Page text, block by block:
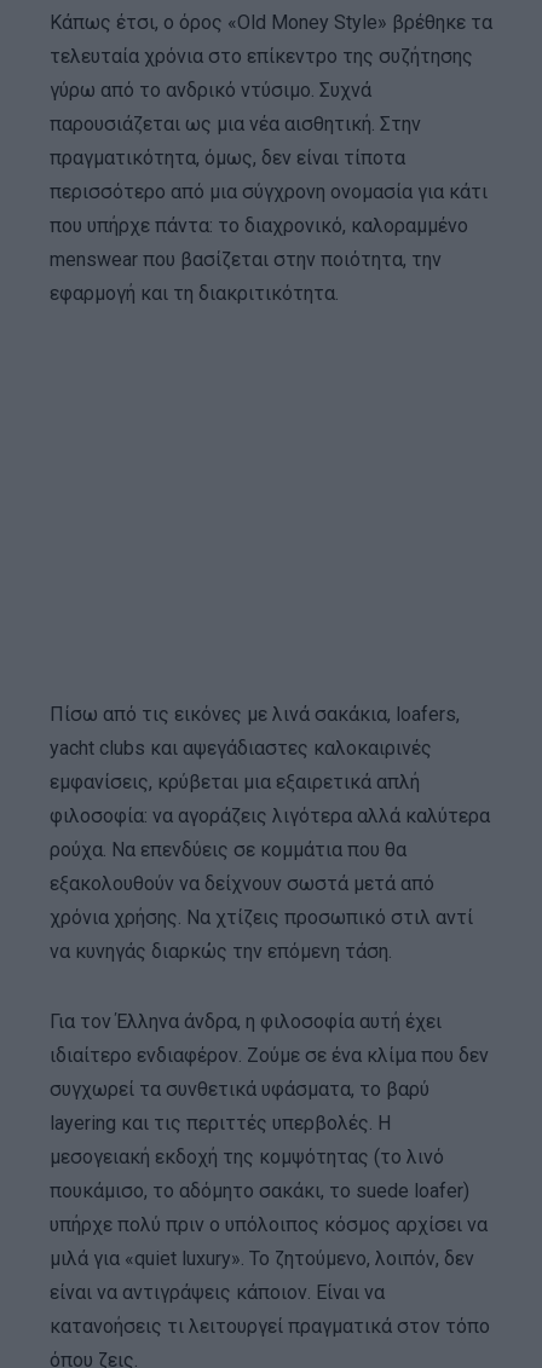
Κάπως έτσι, ο όρος «Old Money Style» βρέθηκε τα
τελευταία χρόνια στο επίκεντρο της συζήτησης
γύρω από το ανδρικό ντύσιμο. Συχνά
παρουσιάζεται ως μια νέα αισθητική. Στην
πραγματικότητα, όμως, δεν είναι τίποτα
περισσότερο από μια σύγχρονη ονομασία για κάτι
που υπήρχε πάντα: το διαχρονικό, καλοραμμένο
menswear που βασίζεται στην ποιότητα, την
εφαρμογή και τη διακριτικότητα.
Πίσω από τις εικόνες με λινά σακάκια, loafers,
yacht clubs και αψεγάδιαστες καλοκαιρινές
εμφανίσεις, κρύβεται μια εξαιρετικά απλή
φιλοσοφία: να αγοράζεις λιγότερα αλλά καλύτερα
ρούχα. Να επενδύεις σε κομμάτια που θα
εξακολουθούν να δείχνουν σωστά μετά από
χρόνια χρήσης. Να χτίζεις προσωπικό στιλ αντί
να κυνηγάς διαρκώς την επόμενη τάση.
Για τον Έλληνα άνδρα, η φιλοσοφία αυτή έχει
ιδιαίτερο ενδιαφέρον. Ζούμε σε ένα κλίμα που δεν
συγχωρεί τα συνθετικά υφάσματα, το βαρύ
layering και τις περιττές υπερβολές. Η
μεσογειακή εκδοχή της κομψότητας (το λινό
πουκάμισο, το αδόμητο σακάκι, το suede loafer)
υπήρχε πολύ πριν ο υπόλοιπος κόσμος αρχίσει να
μιλά για «quiet luxury». Το ζητούμενο, λοιπόν, δεν
είναι να αντιγράψεις κάποιον. Είναι να
κατανοήσεις τι λειτουργεί πραγματικά στον τόπο
όπου ζεις.